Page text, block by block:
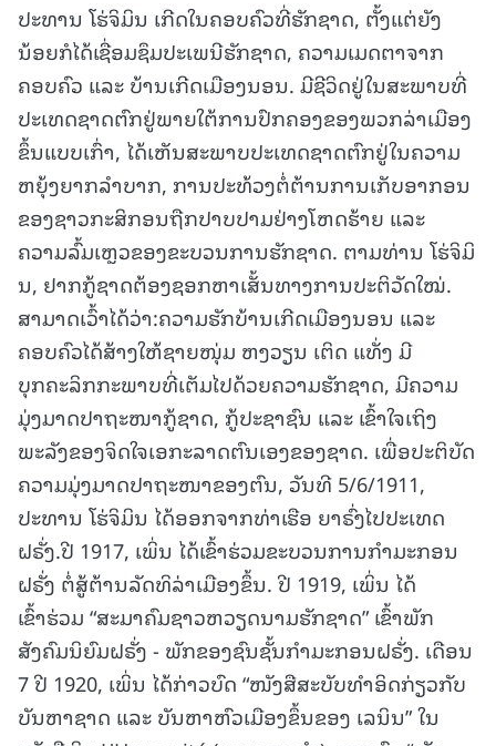
ປະທານ ໂຮ່ຈິມິນ ເກີດໃນຄອບຄົວທີ່ຮັກຊາດ, ຕັ້ງແຕ່ຍັງ
ນ້ອຍກໍໄດ້ເຊື່ອມຊຶມປະເພນີຮັກຊາດ, ຄວາມເມດຕາຈາກ
ຄອບຄົວ ແລະ ບ້ານເກີດເມືອງນອນ. ມີຊີວິດຢູ່ໃນສະພາບທີ່
ປະເທດຊາດຕົກຢູ່ພາຍໃຕ້ການປົກຄອງຂອງພວກລ່າເມືອງ
ຂຶ້ນແບບເກົ່າ, ໄດ້ເຫັນສະພາບປະເທດຊາດຕົກຢູ່ໃນຄວາມ
ຫຍຸ້ງຍາກລຳບາກ, ການປະທ້ວງຕໍ່ຕ້ານການເກັບອາກອນ
ຂອງຊາວກະສິກອນຖືກປາບປາມຢ່າງໂຫດຮ້າຍ ແລະ
ຄວາມລົ້ມເຫຼວຂອງຂະບວນການຮັກຊາດ. ຕາມທ່ານ ໂຮ່ຈິມິ
ນ, ຢາກກູ້ຊາດຕ້ອງຊອກຫາເສັ້ນທາງການປະຕິວັດໃໝ່.
ສາມາດເວົ້າໄດ້ວ່າ:ຄວາມຮັກບ້ານເກີດເມືອງນອນ ແລະ
ຄອບຄົວໄດ້ສ້າງໃຫ້ຊາຍໜຸ່ມ ຫງວຽນ ເຕິດ ແທັ່ງ ມີ
ບຸກຄະລິກກະພາບທີ່ເຕັມໄປດ້ວຍຄວາມຮັກຊາດ, ມີຄວາມ
ມຸ່ງມາດປາຖະໜາກູ້ຊາດ, ກູ້ປະຊາຊົນ ແລະ ເຂົ້າໃຈເຖິງ
ພະລັງຂອງຈິດໃຈເອກະລາດຕົນເອງຂອງຊາດ. ເພື່ອປະຕິບັດ
ຄວາມມຸ່ງມາດປາຖະໜາຂອງຕົນ, ວັນທີ 5/6/1911,
ປະທານ ໂຮ່ຈິມິນ ໄດ້ອອກຈາກທ່າເຮືອ ຍາຣົ່ງໄປປະເທດ
ຝຣັ່ງ.ປີ 1917, ເພິ່ນ ໄດ້ເຂົ້າຮ່ວມຂະບວນການກໍາມະກອນ
ຝຣັ່ງ ຕໍ່ສູ້ຕ້ານລັດທິລ່າເມືອງຂຶ້ນ. ປີ 1919, ເພິ່ນ ໄດ້
ເຂົ້າຮ່ວມ “ສະມາຄົມຊາວຫວຽດນາມຮັກຊາດ” ເຂົ້າພັກ
ສັງຄົມນິຍົມຝຣັ່ງ - ພັກຂອງຊົນຊັ້ນກໍາມະກອນຝຣັ່ງ. ເດືອນ
7 ປີ 1920, ເພິ່ນ ໄດ້ກ່າວບົດ “ໜັງສືສະບັບທໍາອິດກ່ຽວກັບ
ບັນຫາຊາດ ແລະ ບັນຫາຫົວເມືອງຂຶ້ນຂອງ ເລນິນ” ໃນ